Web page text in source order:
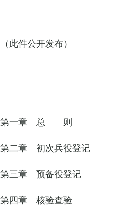
（此件公开发布）
第一章 总 则
第二章 初次兵役登记
第三章 预备役登记
第四章 核验查验